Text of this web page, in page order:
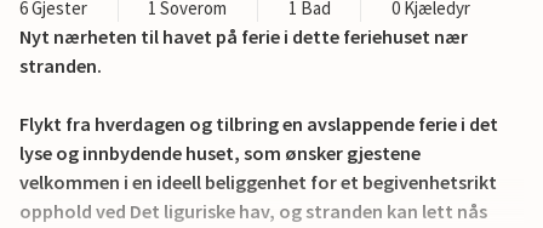
6 Gjester 1 Soverom 1 Bad 0 Kjæledyr
Nyt nærheten til havet på ferie i dette feriehuset nær
stranden.
Flykt fra hverdagen og tilbring en avslappende ferie i det
lyse og innbydende huset, som ønsker gjestene
velkommen i en ideell beliggenhet for et begivenhetsrikt
opphold ved Det liguriske hav, og stranden kan lett nås